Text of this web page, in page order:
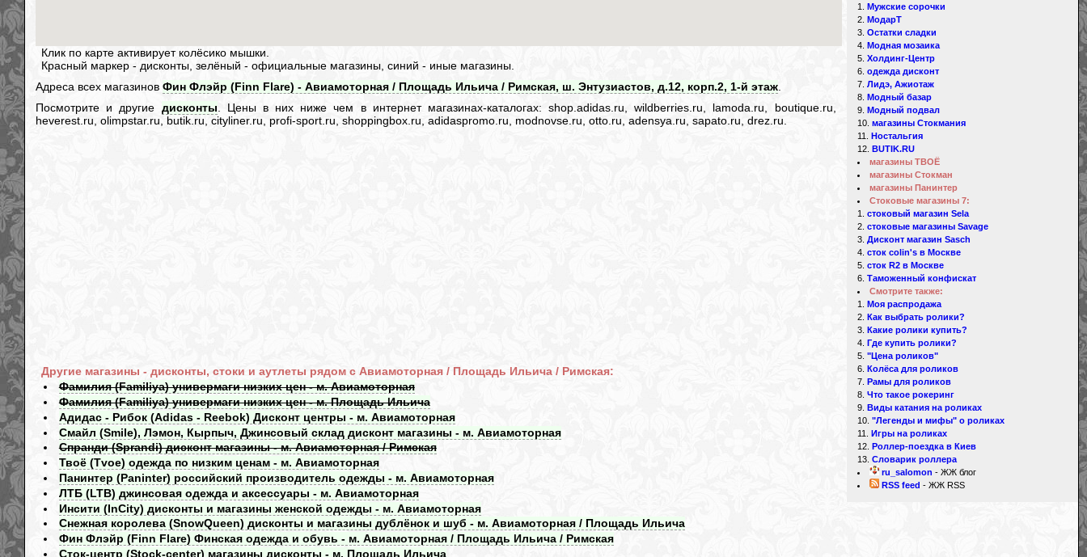
Клик по карте активирует колёсико мышки.
Красный маркер - дисконты, зелёный - официальные магазины, синий - иные магазины.
Адреса всех магазиновФин Флэйр (Finn Flare) - Авиамоторная / Площадь Ильича / Римская, ш. Энтузиастов, д.12, корп.2, 1-й этаж
Посмотрите и другие дисконты . Цены в них ниже чем в интернет магазинах-каталогах: shop.adidas.ru, wildberries.ru, lamoda.ru, boutique.ru,
heverest.ru, olimpstar.ru, butik.ru, cityliner.ru, profi-sport.ru, shoppingbox.ru, adidaspromo.ru, modnovse.ru, otto.ru, adensya.ru, sapato.ru, drez.ru.
Другие магазины - дисконты, стоки и аутлеты рядом с Авиамоторная / Площадь Ильича / Римская:
Фамилия (Familiya) универмаги низких цен - м. Авиамоторная
Фамилия (Familiya) универмаги низких цен - м. Площадь Ильича
Адидас - Рибок (Adidas - Reebok) Дисконт центры - м. Авиамоторная
Смайл (Smile), Лэмон, Кырпыч, Джинсовый склад дисконт магазины - м. Авиамоторная
Спранди (Sprandi) дисконт магазины - м. Авиамоторная / Римская
Твоё (Tvoe) одежда по низким ценам - м. Авиамоторная
Панинтер (Paninter) российский производитель одежды - м. Авиамоторная
ЛТБ (LTB) джинсовая одежда и аксессуары - м. Авиамоторная
Инсити (InCity) дисконты и магазины женской одежды - м. Авиамоторная
Снежная королева (SnowQueen) дисконты и магазины дублёнок и шуб - м. Авиамоторная / Площадь Ильича
Фин Флэйр (Finn Flare) Финская одежда и обувь - м. Авиамоторная / Площадь Ильича / Римская
Сток-центр (Stock-center) магазины дисконты - м. Площадь Ильича
Мужские сорочки
МодарТ
Остатки сладки
Модная мозаика
Холдинг-Центр
одежда дисконт
Лидэ, Ажиотаж
Модный базар
Модный подвал
магазины Стокмания
Ностальгия
BUTIK.RU
магазины ТВОЁ
магазины Стокман
магазины Панинтер
Стоковые магазины 7:
стоковый магазин Sela
стоковые магазины Savage
Дисконт магазин Sasch
сток colin's в Москве
сток R2 в Москве
Таможенный конфискат
Смотрите также:
Моя распродажа
Как выбрать ролики?
Какие ролики купить?
Где купить ролики?
"Цена роликов"
Колёса для роликов
Рамы для роликов
Что такое рокеринг
Виды катания на роликах
"Легенды и мифы" о роликах
Игры на роликах
Роллер-поездка в Киев
Словарик роллера
ru_salomon - ЖЖ блог
RSS feed - ЖЖ RSS